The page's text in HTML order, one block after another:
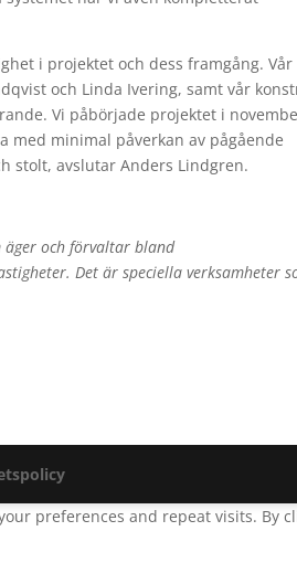
i projektet och dess framgång. Vår
och Linda Ivering, samt vår
Vi påbörjade projektet i
med minimal påverkan av pågående
stolt, avslutar Anders Lindgren.
och förvaltar bland
Det är speciella verksamheter
preferences and repeat visits. By